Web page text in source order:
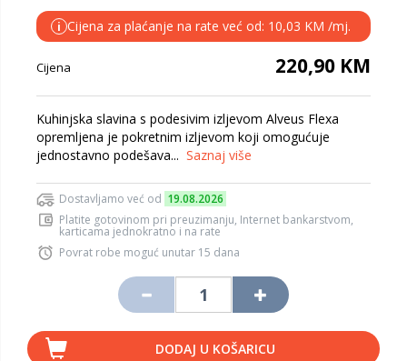
i Cijena za plaćanje na rate već od: 10,03 KM /mj.
Cijena 220,90 KM
Kuhinjska slavina s podesivim izljevom Alveus Flexa
opremljena je pokretnim izljevom koji omogućuje
jednostavno podešava... Saznaj više
Dostavljamo već od 19.08.2026
Platite gotovinom pri preuzimanju, Internet bankarstvom,
karticama jednokratno i na rate
Povrat robe moguć unutar 15 dana
DODAJ U KOŠARICU